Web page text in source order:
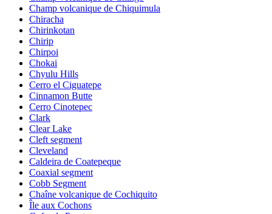
Champ volcanique de Chiquimula
Chiracha
Chirinkotan
Chirip
Chirpoi
Chokai
Chyulu Hills
Cerro el Ciguatepe
Cinnamon Butte
Cerro Cinotepec
Clark
Clear Lake
Cleft segment
Cleveland
Caldeira de Coatepeque
Coaxial segment
Cobb Segment
Chaîne volcanique de Cochiquito
Île aux Cochons